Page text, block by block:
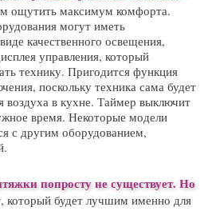
ощутить максимум комфорта.
могут иметь
качественного освещения,
управления, который
технику. Пригодится функция
поскольку техника сама будет
воздуха в кухне. Таймер выключит
время. Некоторые модели
с другим оборудованием,
попросту не существует. Но
который будет лучшим именно для